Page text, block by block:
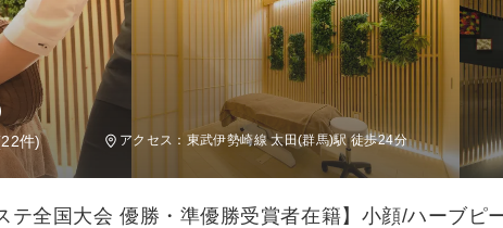
件) アクセス：東武伊勢崎線 太田(群馬)駅 徒歩24分
テ全国大会 優勝・準優勝受賞者在籍】小顔/ハーブピ